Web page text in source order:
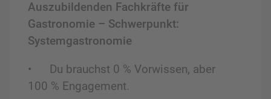
Auszubildenden Fachkräfte für
Gastronomie – Schwerpunkt:
Systemgastronomie
•
Du brauchst 0 % Vorwissen, aber
100 % Engagement.